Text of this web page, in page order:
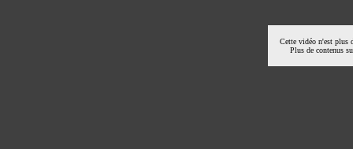
Cette vidéo n'est plus
Plus de contenus